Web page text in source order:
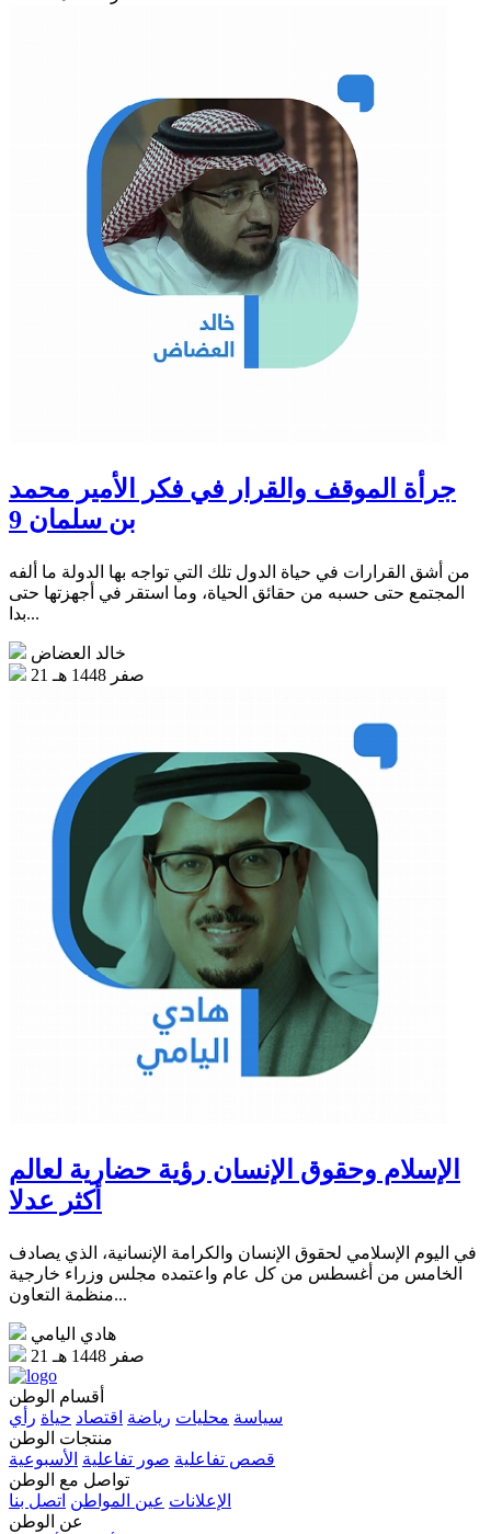
جرأة الموقف والقرار في فكر الأمير محمد
بن سلمان 9
من أشق القرارات في حياة الدول تلك التي تواجه بها الدولة ما ألفه
المجتمع حتى حسبه من حقائق الحياة، وما استقر في أجهزتها حتى
بدا...
خالد العضاض
21 صفر 1448 هـ
الإسلام وحقوق الإنسان رؤية حضارية لعالم
أكثر عدلا
في اليوم الإسلامي لحقوق الإنسان والكرامة الإنسانية، الذي يصادف
الخامس من أغسطس من كل عام واعتمده مجلس وزراء خارجية
منظمة التعاون...
هادي اليامي
21 صفر 1448 هـ
أقسام الوطن
سياسة محليات رياضة اقتصاد حياة رأي
منتجات الوطن
قصص تفاعلية صور تفاعلية الأسبوعية
تواصل مع الوطن
الإعلانات عين المواطن اتصل بنا
عن الوطن